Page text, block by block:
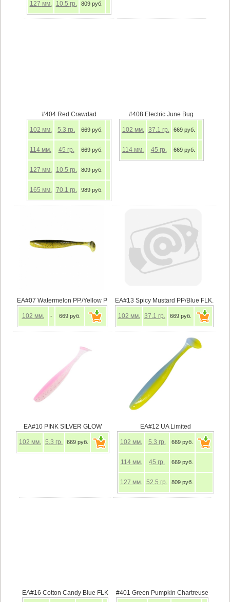
127 мм. 10.5 гр. 809 руб.
#404 Red Crawdad
102 мм. 5.3 гр. 669 руб.
114 мм. 45 гр. 669 руб.
127 мм. 10.5 гр. 809 руб.
165 мм. 70.1 гр. 989 руб.
#408 Electric June Bug
102 мм. 37.1 гр. 669 руб.
114 мм. 45 гр. 669 руб.
EA#07 Watermelon PP./Yellow P
102 мм. - 669 руб.
EA#13 Spicy Mustard PP/Blue FLK.
102 мм. 37.1 гр. 669 руб.
EA#10 PINK SILVER GLOW
102 мм. 5.3 гр. 669 руб.
EA#12 UA Limited
102 мм. 5.3 гр. 669 руб.
114 мм. 45 гр. 669 руб.
127 мм. 52.5 гр. 809 руб.
EA#16 Cotton Candy Blue FLK #401 Green Pumpkin Chartreuse